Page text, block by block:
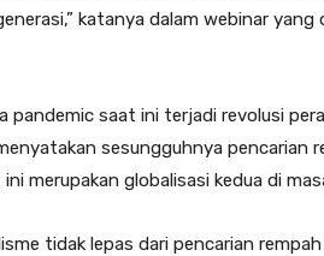
katanya dalam webinar yang
pandemic saat ini terjadi revolusi
sesungguhnya pencarian
merupakan globalisasi kedua di
tidak lepas dari pencarian